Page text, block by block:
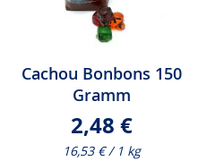
Cachou Bonbons 150
Gramm
2,48 €
16,53 € / 1 kg